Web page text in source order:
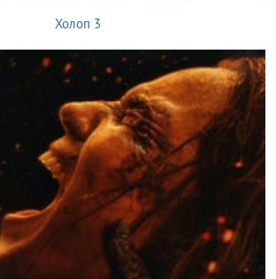
Холоп 3